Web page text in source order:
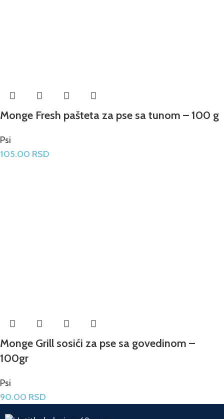
Monge Fresh pašteta za pse sa tunom – 100 g
Psi
105.00 RSD
Monge Grill sosići za pse sa govedinom –
100gr
Psi
90.00 RSD